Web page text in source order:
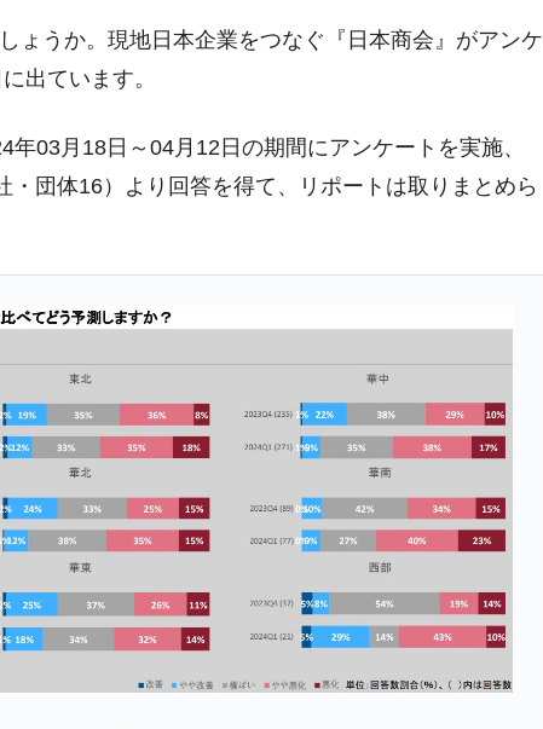
議活動」
の協調に韓国がいっちょがみしたのでは。
廃 ⇒ 実は韓国で『BYD』車は売れている。6カ月で対前年同期比
っそく空港に詰めかけ「出て行け！」「極右勢力」のプラカー
模のAIデータセンター整備」⇒ だから無理だってば。
算はほぼ終わった」
兆蒸発。
ようキャンペーン」⇒ あの名物教授も登場！
ょうか。現地日本企業をつなぐ『日本商会』がアンケ
出ています。
03月18日～04月12日の期間にアンケートを実施、
団体16）より回答を得て、リポートは取りまとめら